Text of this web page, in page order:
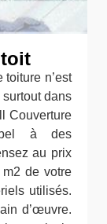
n’est
dans
Couverture
à des
au prix
de votre
utilisés.
d’œuvre.